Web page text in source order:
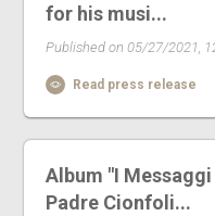
for his musi...
Published on 05/27/2021,
Read press release
Album "I
Padre Cionfoli...